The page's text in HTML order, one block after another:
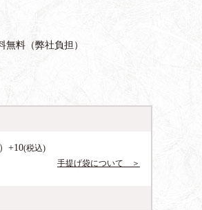
無料（弊社負担）
+10 税込
手提げ袋について ＞